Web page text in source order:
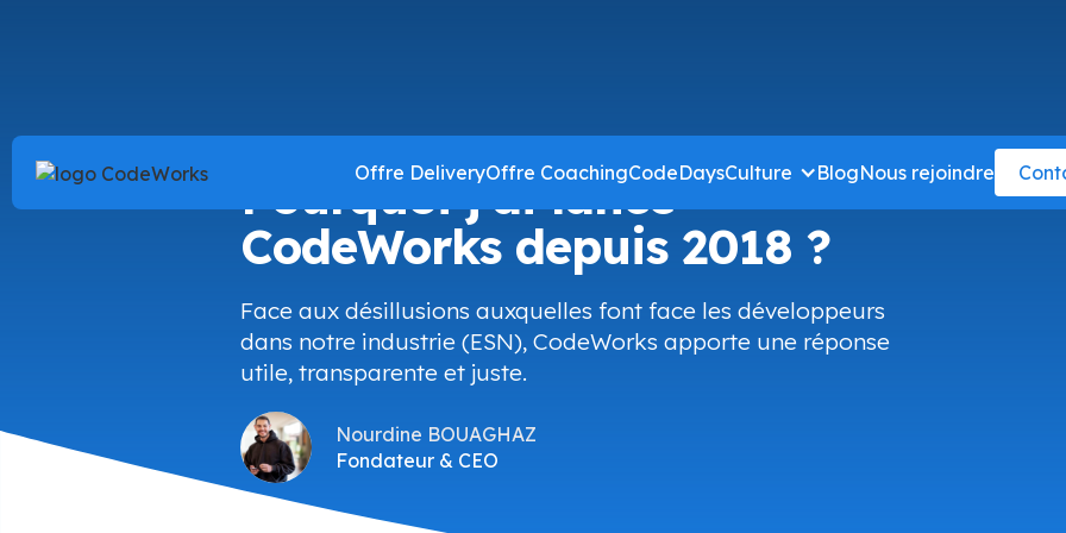
Offre DeliveryOffre CoachingCodeDaysCulture BlogNous rejoindre
Pourquoi j'ai lancé
CodeWorks depuis 2018 ?
Face aux désillusions auxquelles font face les développeurs
dans notre industrie (ESN), CodeWorks apporte une réponse
utile, transparente et juste.
Nourdine BOUAGHAZ
Fondateur & CEO